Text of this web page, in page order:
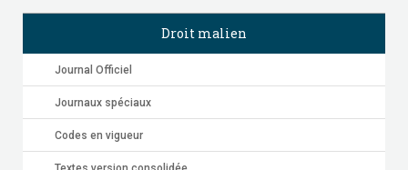
Droit malien
Journal Officiel
Journaux spéciaux
Codes en vigueur